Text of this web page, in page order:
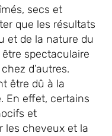
secs et
que les résultats
et de la nature du
spectaculaire
d’autres.
être dû à la
En effet, certains
et
les cheveux et la